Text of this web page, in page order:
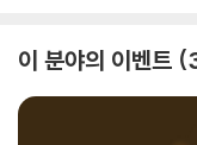
이 분야의 이벤트